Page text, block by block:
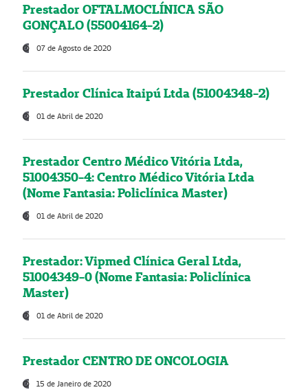
Prestador OFTALMOCLÍNICA SÃO
GONÇALO (55004164-2)
07 de Agosto de 2020
Prestador Clínica Itaipú Ltda (51004348-2)
01 de Abril de 2020
Prestador Centro Médico Vitória Ltda,
51004350-4: Centro Médico Vitória Ltda
(Nome Fantasia: Policlínica Master)
01 de Abril de 2020
Prestador: Vipmed Clínica Geral Ltda,
51004349-0 (Nome Fantasia: Policlínica
Master)
01 de Abril de 2020
Prestador CENTRO DE ONCOLOGIA
15 de Janeiro de 2020